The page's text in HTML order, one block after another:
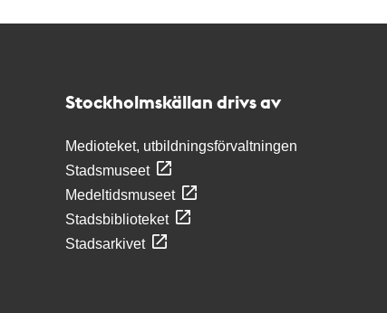
Stockholmskällan drivs av
Medioteket, utbildningsförvaltningen
Stadsmuseet
Medeltidsmuseet
Stadsbiblioteket
Stadsarkivet